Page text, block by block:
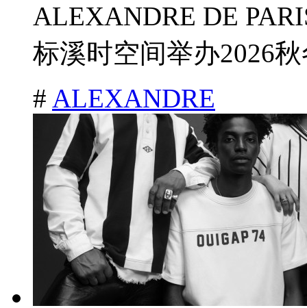
ALEXANDRE DE
标溪时空间举办2026
# ALEXANDRE